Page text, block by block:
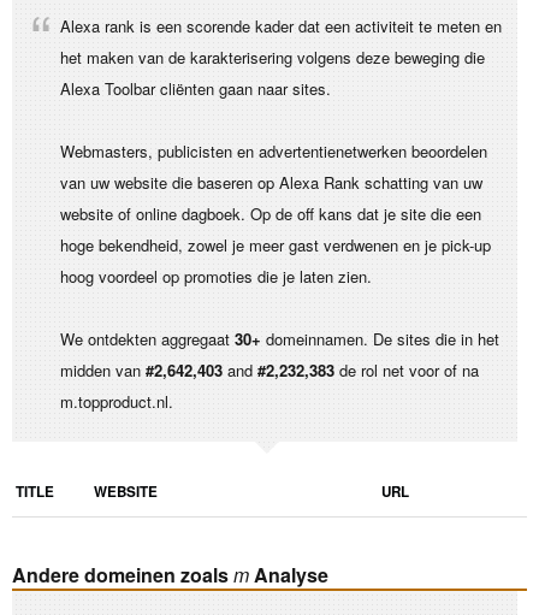
Alexa rank is een scorende kader dat een activiteit te meten en
het maken van de karakterisering volgens deze beweging die
Alexa Toolbar cliënten gaan naar sites.
Webmasters, publicisten en advertentienetwerken beoordelen
van uw website die baseren op Alexa Rank schatting van uw
website of online dagboek. Op de off kans dat je site die een
hoge bekendheid, zowel je meer gast verdwenen en je pick-up
hoog voordeel op promoties die je laten zien.
We ontdekten aggregaat 30+ domeinnamen. De sites die in het
midden van #2,642,403 and #2,232,383 de rol net voor of na
m.topproduct.nl.
TITLE WEBSITE URL
Andere domeinen zoalsmAnalyse